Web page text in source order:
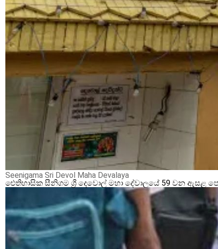
Seenigama Sri Devol Maha Devalaya
ඓතිහාසික සීනිගම ශ්‍රී දෙවොල් මහා දේවාලයේ 59 වන ඇසළ